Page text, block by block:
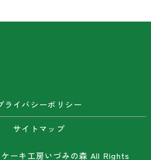
ライバシーポリシー
サイトマップ
ーキ工房いづみの森 All Rights